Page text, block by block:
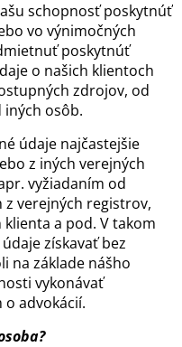
schopnosť poskytnúť
vo výnimočných
poskytnúť
o našich klientoch
zdrojov, od
osôb.
údaje najčastejšie
z iných verejných
vyžiadaním od
verejných registrov,
a pod. V takom
získavať bez
na základe nášho
vykonávať
o advokácií.